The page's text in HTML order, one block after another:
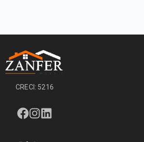
CRECI: 5216